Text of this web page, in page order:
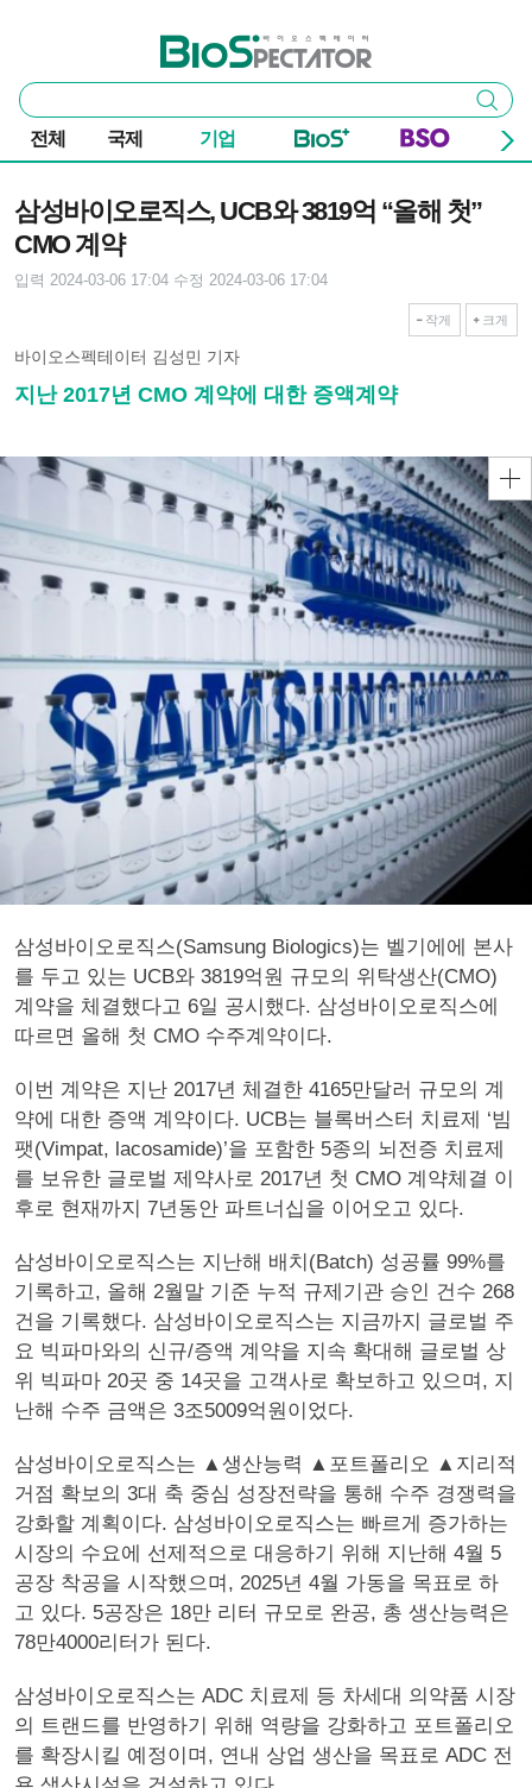
바이오스펙테이터
통
합
검
색
검색
전체 국제 기업
삼성바이오로직스, UCB와 3819억 “올해 첫”
CMO 계약
입력 2024-03-06 17:04 수정 2024-03-06 17:04
작게 크게
바이오스펙테이터 김성민 기자
지난 2017년 CMO 계약에 대한 증액계약
삼성바이오로직스(Samsung Biologics)는 벨기에에 본사
를 두고 있는 UCB와 3819억원 규모의 위탁생산(CMO)
계약을 체결했다고 6일 공시했다. 삼성바이오로직스에
따르면 올해 첫 CMO 수주계약이다.
이번 계약은 지난 2017년 체결한 4165만달러 규모의 계
약에 대한 증액 계약이다. UCB는 블록버스터 치료제 ‘빔
팻(Vimpat, lacosamide)’을 포함한 5종의 뇌전증 치료제
를 보유한 글로벌 제약사로 2017년 첫 CMO 계약체결 이
후로 현재까지 7년동안 파트너십을 이어오고 있다.
삼성바이오로직스는 지난해 배치(Batch) 성공률 99%를
기록하고, 올해 2월말 기준 누적 규제기관 승인 건수 268
건을 기록했다. 삼성바이오로직스는 지금까지 글로벌 주
요 빅파마와의 신규/증액 계약을 지속 확대해 글로벌 상
위 빅파마 20곳 중 14곳을 고객사로 확보하고 있으며, 지
난해 수주 금액은 3조5009억원이었다.
삼성바이오로직스는 ▲생산능력 ▲포트폴리오 ▲지리적
거점 확보의 3대 축 중심 성장전략을 통해 수주 경쟁력을
강화할 계획이다. 삼성바이오로직스는 빠르게 증가하는
시장의 수요에 선제적으로 대응하기 위해 지난해 4월 5
공장 착공을 시작했으며, 2025년 4월 가동을 목표로 하
고 있다. 5공장은 18만 리터 규모로 완공, 총 생산능력은
78만4000리터가 된다.
삼성바이오로직스는 ADC 치료제 등 차세대 의약품 시장
의 트랜드를 반영하기 위해 역량을 강화하고 포트폴리오
를 확장시킬 예정이며, 연내 상업 생산을 목표로 ADC 전